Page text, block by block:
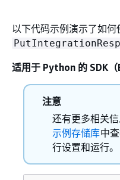
以下代码示例演示了如何
适用于 Python 的 SDK（
注意
还有更多相关
示例存储库中
行设置和运行。